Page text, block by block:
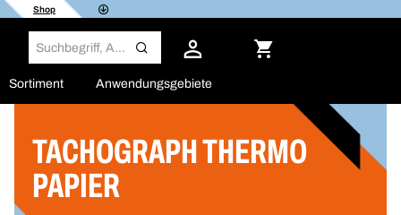
Shop
Sortiment Anwendungsgebiete
TACHOGRAPH THERMO
PAPIER
Filter